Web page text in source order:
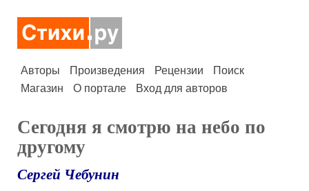
Авторы Произведения Рецензии
Поиск
Магазин
О портале Вход для авторов
Сегодня я смотрю на небо по
другому
Сергей Чебунин